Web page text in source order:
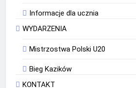
Informacje dla ucznia
WYDARZENIA
Mistrzostwa Polski U20
Bieg Kazików
KONTAKT